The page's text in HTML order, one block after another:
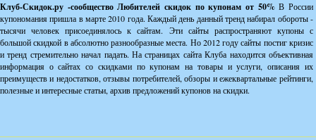
Клуб-Скидок.ру -сообщество Любителей скидок по купонам от 50%В России
купономания пришла в марте 2010 года. Каждый день данный тренд набирал обороты -
тысячи человек присоединялось к сайтам. Эти сайты распространяют купоны с
большой скидкой в абсолютно разнообразные места. Но 2012 году сайты постиг кризис
и тренд стремительно начал падать. На страницах сайта Клуба находится объективная
информация о сайтах со скидками по купонам на товары и услуги, описания их
преимуществ и недостатков, отзывы потребителей, обзоры и ежеквартальные рейтинги,
полезные и интересные статьи, архив предложений купонов на скидки.